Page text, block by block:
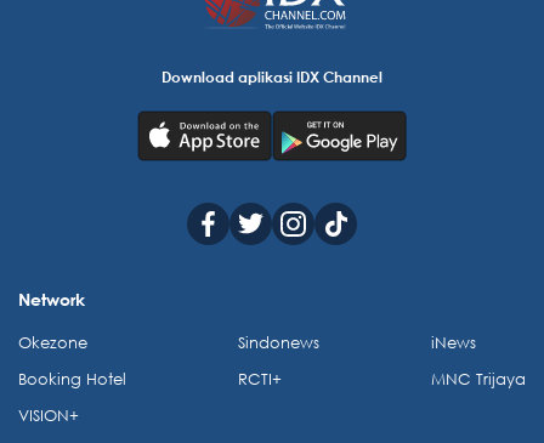
Download aplikasi IDX Channel
Network
Okezone
Booking Hotel
VISION+
Sindonews
RCTI+
iNews
MNC Trijaya